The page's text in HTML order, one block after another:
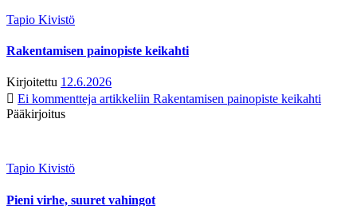
Tapio Kivistö
Rakentamisen painopiste keikahti
Kirjoitettu 12.6.2026
Ei kommentteja artikkeliin Rakentamisen painopiste keikahti
Pääkirjoitus
Tapio Kivistö
Pieni virhe, suuret vahingot